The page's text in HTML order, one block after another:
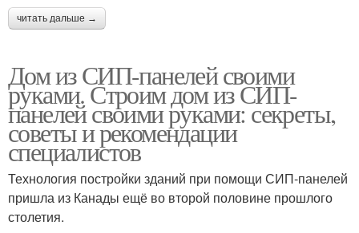
читать дальше →
Дом из СИП-панелей своими
руками. Строим дом из СИП-
панелей своими руками: секреты,
советы и рекомендации
специалистов
Технология постройки зданий при помощи СИП-панелей
пришла из Канады ещё во второй половине прошлого
столетия.